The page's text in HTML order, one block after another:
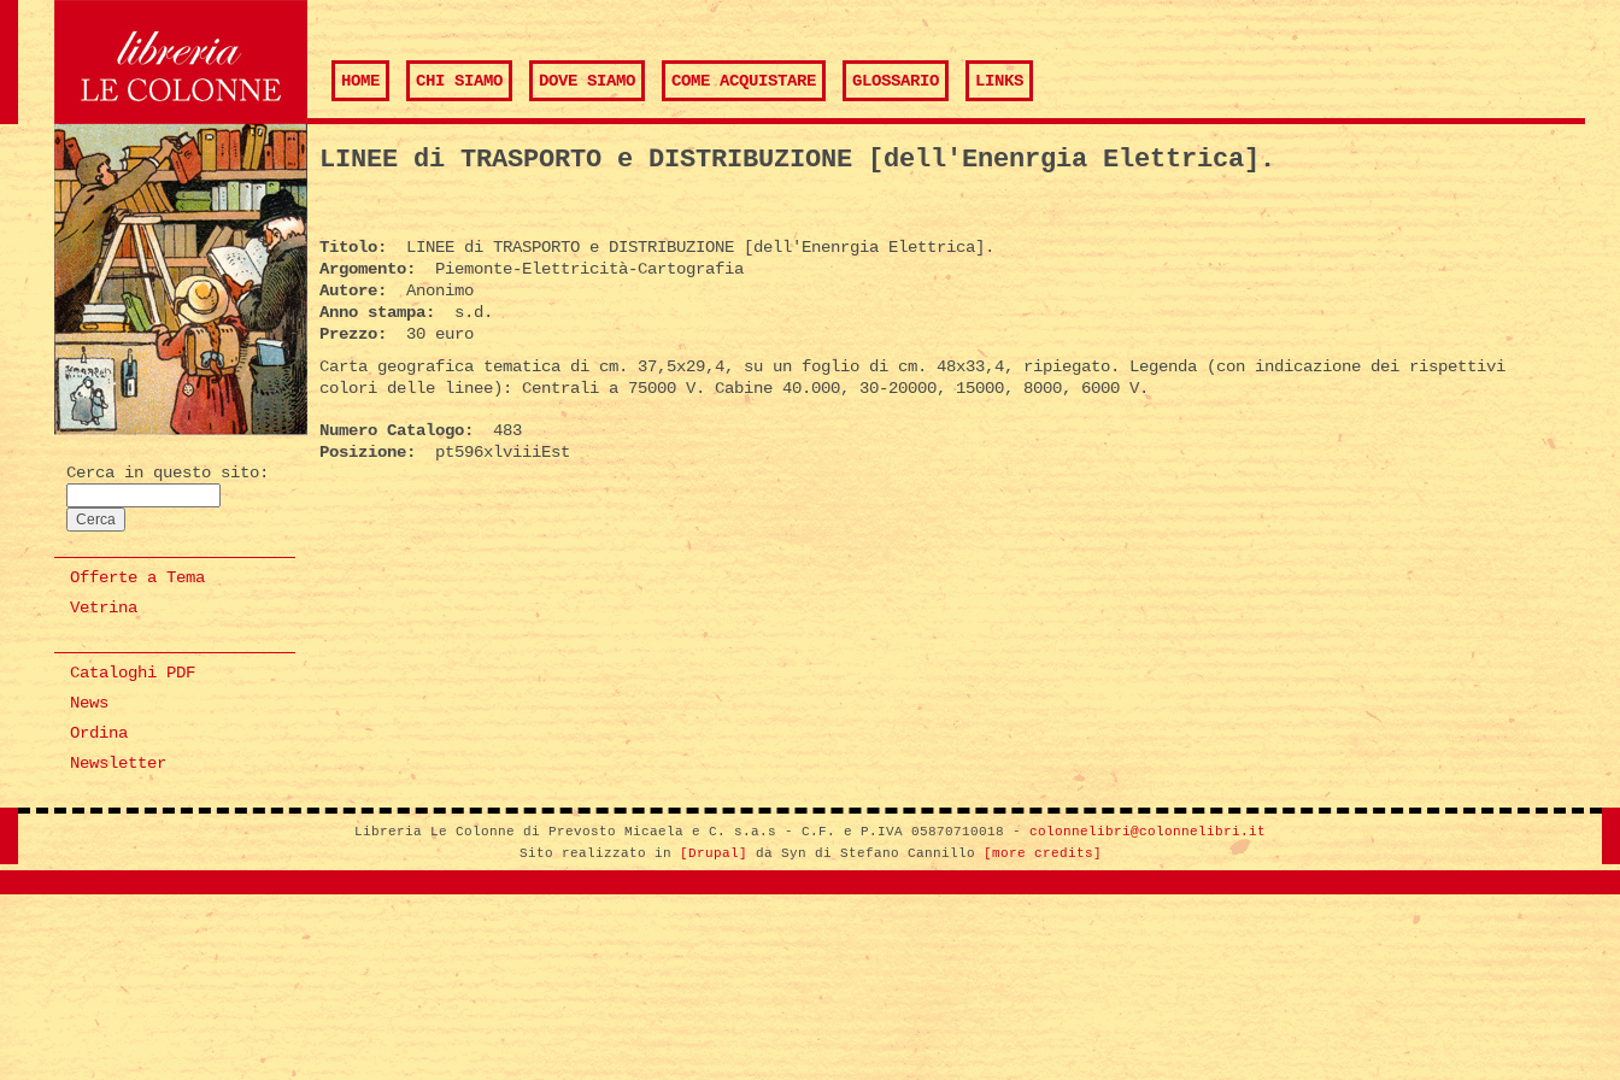
HOME CHI SIAMO DOVE SIAMO COME ACQUISTARE GLOSSARIO LINKS
Cerca in questo sito:
Offerte a Tema
Vetrina
Cataloghi PDF
News
Ordina
Newsletter
LINEE di TRASPORTO e DISTRIBUZIONE [dell'Enenrgia Elettrica].
Titolo:
LINEE di TRASPORTO e DISTRIBUZIONE [dell'Enenrgia Elettrica].
Argomento:
Piemonte-Elettricità-Cartografia
Autore:
Anonimo
Anno stampa:
s.d.
Prezzo:
30 euro
Carta geografica tematica di cm. 37,5x29,4, su un foglio di cm. 48x33,4, ripiegato. Legenda (con indicazione dei rispettivi
colori delle linee): Centrali a 75000 V. Cabine 40.000, 30-20000, 15000, 8000, 6000 V.
Numero Catalogo:
483
Posizione:
pt596xlviiiEst
Libreria Le Colonne di Prevosto Micaela e C. s.a.s - C.F. e P.IVA 05870710018 - colonnelibri@colonnelibri.it
Sito realizzato in
[Drupal] da Syn di Stefano Cannillo [more credits]